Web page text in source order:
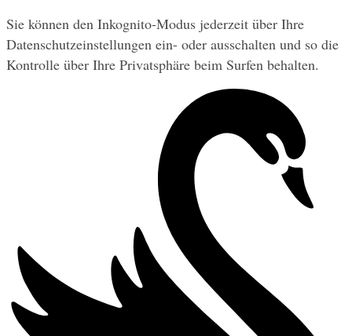
Sie können den Inkognito-Modus jederzeit über Ihre
Datenschutzeinstellungen ein- oder ausschalten und so die
Kontrolle über Ihre Privatsphäre beim Surfen behalten.